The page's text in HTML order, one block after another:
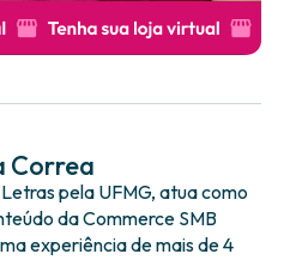
Correa
pela UFMG, atua como
da Commerce SMB
experiência de mais de 4